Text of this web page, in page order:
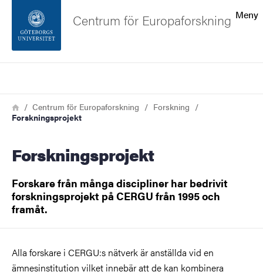
Sidfoten
Om webbplatsen
Meny
Centrum för Europaforskning
Länkstig
HemCentrum för Europaforskning
Forskning
Forskningsprojekt
Forskningsprojekt
Forskare från många discipliner har bedrivit
forskningsprojekt på CERGU från 1995 och
framåt.
Alla forskare i CERGU:s nätverk är anställda vid en
ämnesinstitution vilket innebär att de kan kombinera